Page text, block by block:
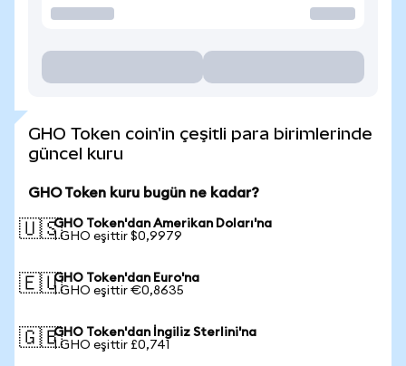
GHO Token coin'in çeşitli para birimlerinde
güncel kuru
GHO Token kuru bugün ne kadar?
🇺🇸GHO Token'dan Amerikan Doları'na
1 GHO eşittir $0,9979
🇪🇺GHO Token'dan Euro'na
1 GHO eşittir €0,8635
🇬🇧GHO Token'dan İngiliz Sterlini'na
1 GHO eşittir £0,741